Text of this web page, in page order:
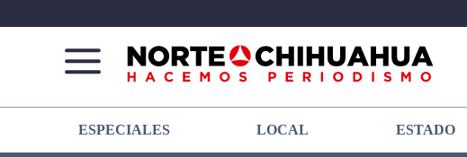
Norte
De
Chihuahua
Más
que
noticias,
ESPECIALES LOCAL ESTADO